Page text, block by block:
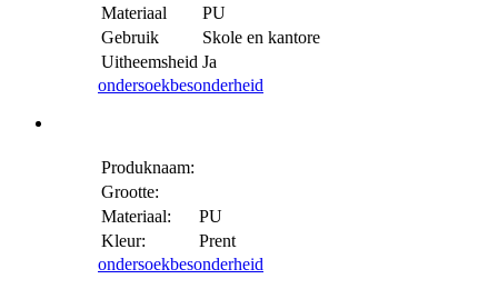
Materiaal
PU
Gebruik
Skole en kantore
Uitheemsheid Ja
ondersoekbesonderheid
Produknaam:
Grootte:
Materiaal:
PU
Kleur:
Prent
ondersoekbesonderheid